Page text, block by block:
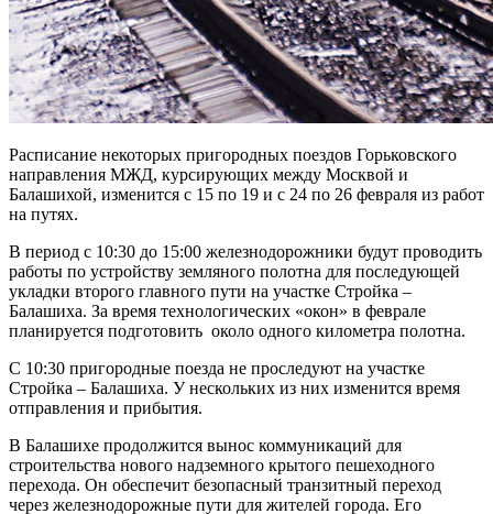
Расписание некоторых пригородных поездов Горьковского
направления МЖД, курсирующих между Москвой и
Балашихой, изменится с 15 по 19 и с 24 по 26 февраля из работ
на путях.
В период с 10:30 до 15:00 железнодорожники будут проводить
работы по устройству земляного полотна для последующей
укладки второго главного пути на участке Стройка –
Балашиха. За время технологических «окон» в феврале
планируется подготовить около одного километра полотна.
С 10:30 пригородные поезда не проследуют на участке
Стройка – Балашиха. У нескольких из них изменится время
отправления и прибытия.
В Балашихе продолжится вынос коммуникаций для
строительства нового надземного крытого пешеходного
перехода. Он обеспечит безопасный транзитный переход
через железнодорожные пути для жителей города. Его